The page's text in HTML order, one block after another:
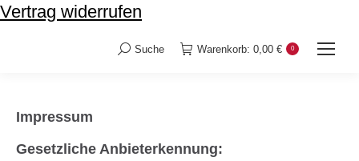
Vertrag widerrufen
Suche Warenkorb: 0,00 € 0
Impressum
Gesetzliche Anbieterkennung: